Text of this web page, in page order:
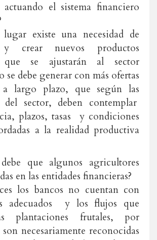
actuando el sistema financiero
existe una necesidad de
y crear nuevos productos
que se ajustarán al sector
se debe generar con más ofertas
a largo plazo, que según las
del sector, deben contemplar
plazos, tasas y condiciones
a la realidad productiva
que algunos agricultores
en las entidades financieras?
los bancos no cuentan con
adecuados y los flujos que
plantaciones frutales, por
necesariamente reconocidas